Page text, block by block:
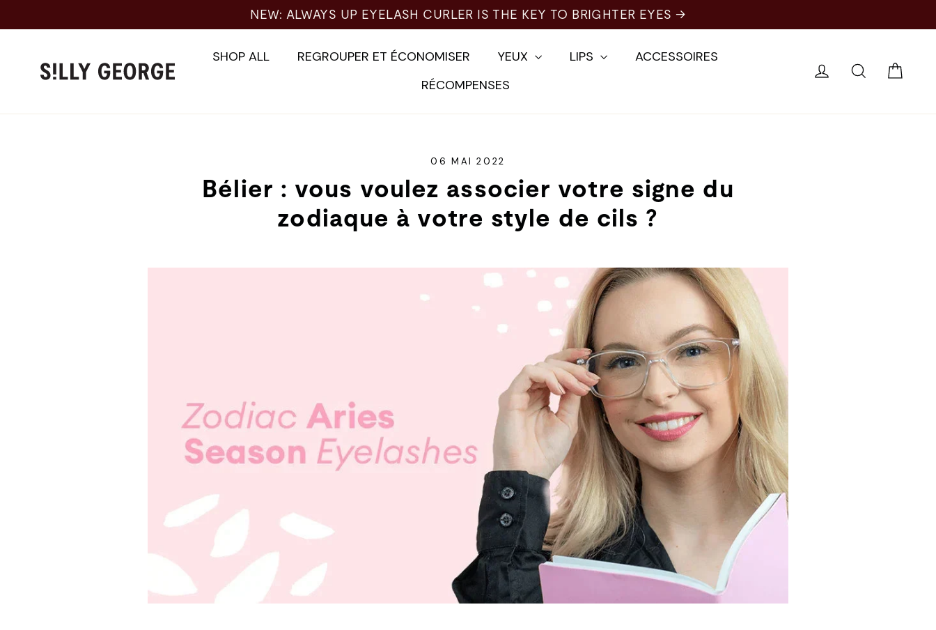
NEW: ALWAYS UP EYELASH CURLER IS THE KEY TO BRIGHTER EYES →
SHOP ALL REGROUPER ET ÉCONOMISER YEUX LIPS
ACCESSOIRES
RÉCOMPENSES
Se connecter
Recherche
06 MAI 2022
Bélier : vous voulez associer votre signe du
zodiaque à votre style de cils ?